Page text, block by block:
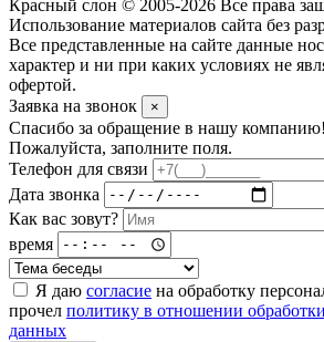
Красный слон © 2005-2026 Все права
Использование материалов сайта без
Все представленные на сайте данные
характер и ни при каких условиях не
офертой.
Заявка на звонок
×
Спасибо за обращение в нашу компанию!
Пожалуйста, заполните поля.
Телефон для связи
Дата звонка
Как вас зовут?
время
Я даю согласие на обработку
прочел политику в отношении
данных